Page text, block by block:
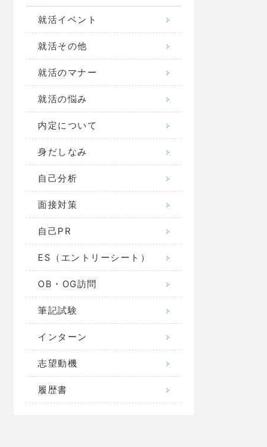
就活イベント
就活その他
就活のマナー
就活の悩み
内定について
身だしなみ
自己分析
面接対策
自己PR
ES（エントリーシート）
OB・OG訪問
筆記試験
インターン
志望動機
履歴書